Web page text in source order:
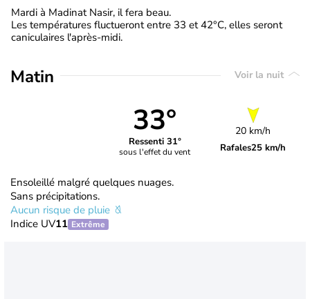
Mardi à Madinat Nasir, il fera beau.
Les températures fluctueront entre 33 et 42°C, elles seront
caniculaires l'après-midi.
Matin Voir la nuit
33°
Ressenti 31°
sous l'effet du vent
20 km/h
Rafales25 km/h
Ensoleillé malgré quelques nuages.
Sans précipitations.
Aucun risque de pluie
Indice UV11 Extrême